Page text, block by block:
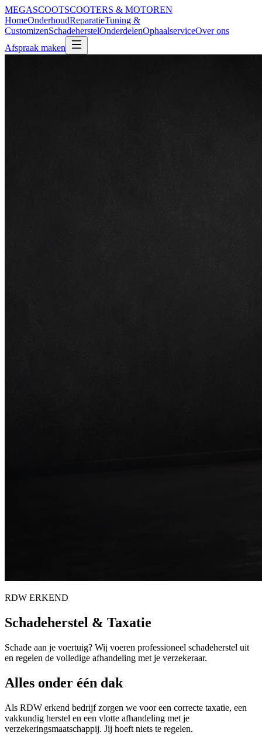
MEGASCOOTSCOOTERS & MOTOREN
HomeOnderhoudReparatieTuning &
CustomizenSchadeherstelOnderdelenOphaalserviceOver ons
Afspraak maken
RDW ERKEND
Schadeherstel & Taxatie
Schade aan je voertuig? Wij voeren professioneel schadeherstel uit
en regelen de volledige afhandeling met je verzekeraar.
Alles onder één dak
Als RDW erkend bedrijf zorgen we voor een correcte taxatie, een
vakkundig herstel en een vlotte afhandeling met je
verzekeringsmaatschappij. Jij hoeft niets te regelen.